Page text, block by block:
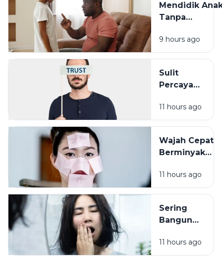
dengan
Keluarga
Mendidik
Tanpa
Cara
yang Sering
9 hours ago
Sulit
Percaya
Pengalaman
Masa Lalu
Punya Peran
11 hours ago
Wajah Cepat
Berminyak
Karena
Cuaca, Ini
Kemungkinan
Penyebabnya
11 hours ago
Sering
Bangun
Wajah
Kusam?
11 hours ago